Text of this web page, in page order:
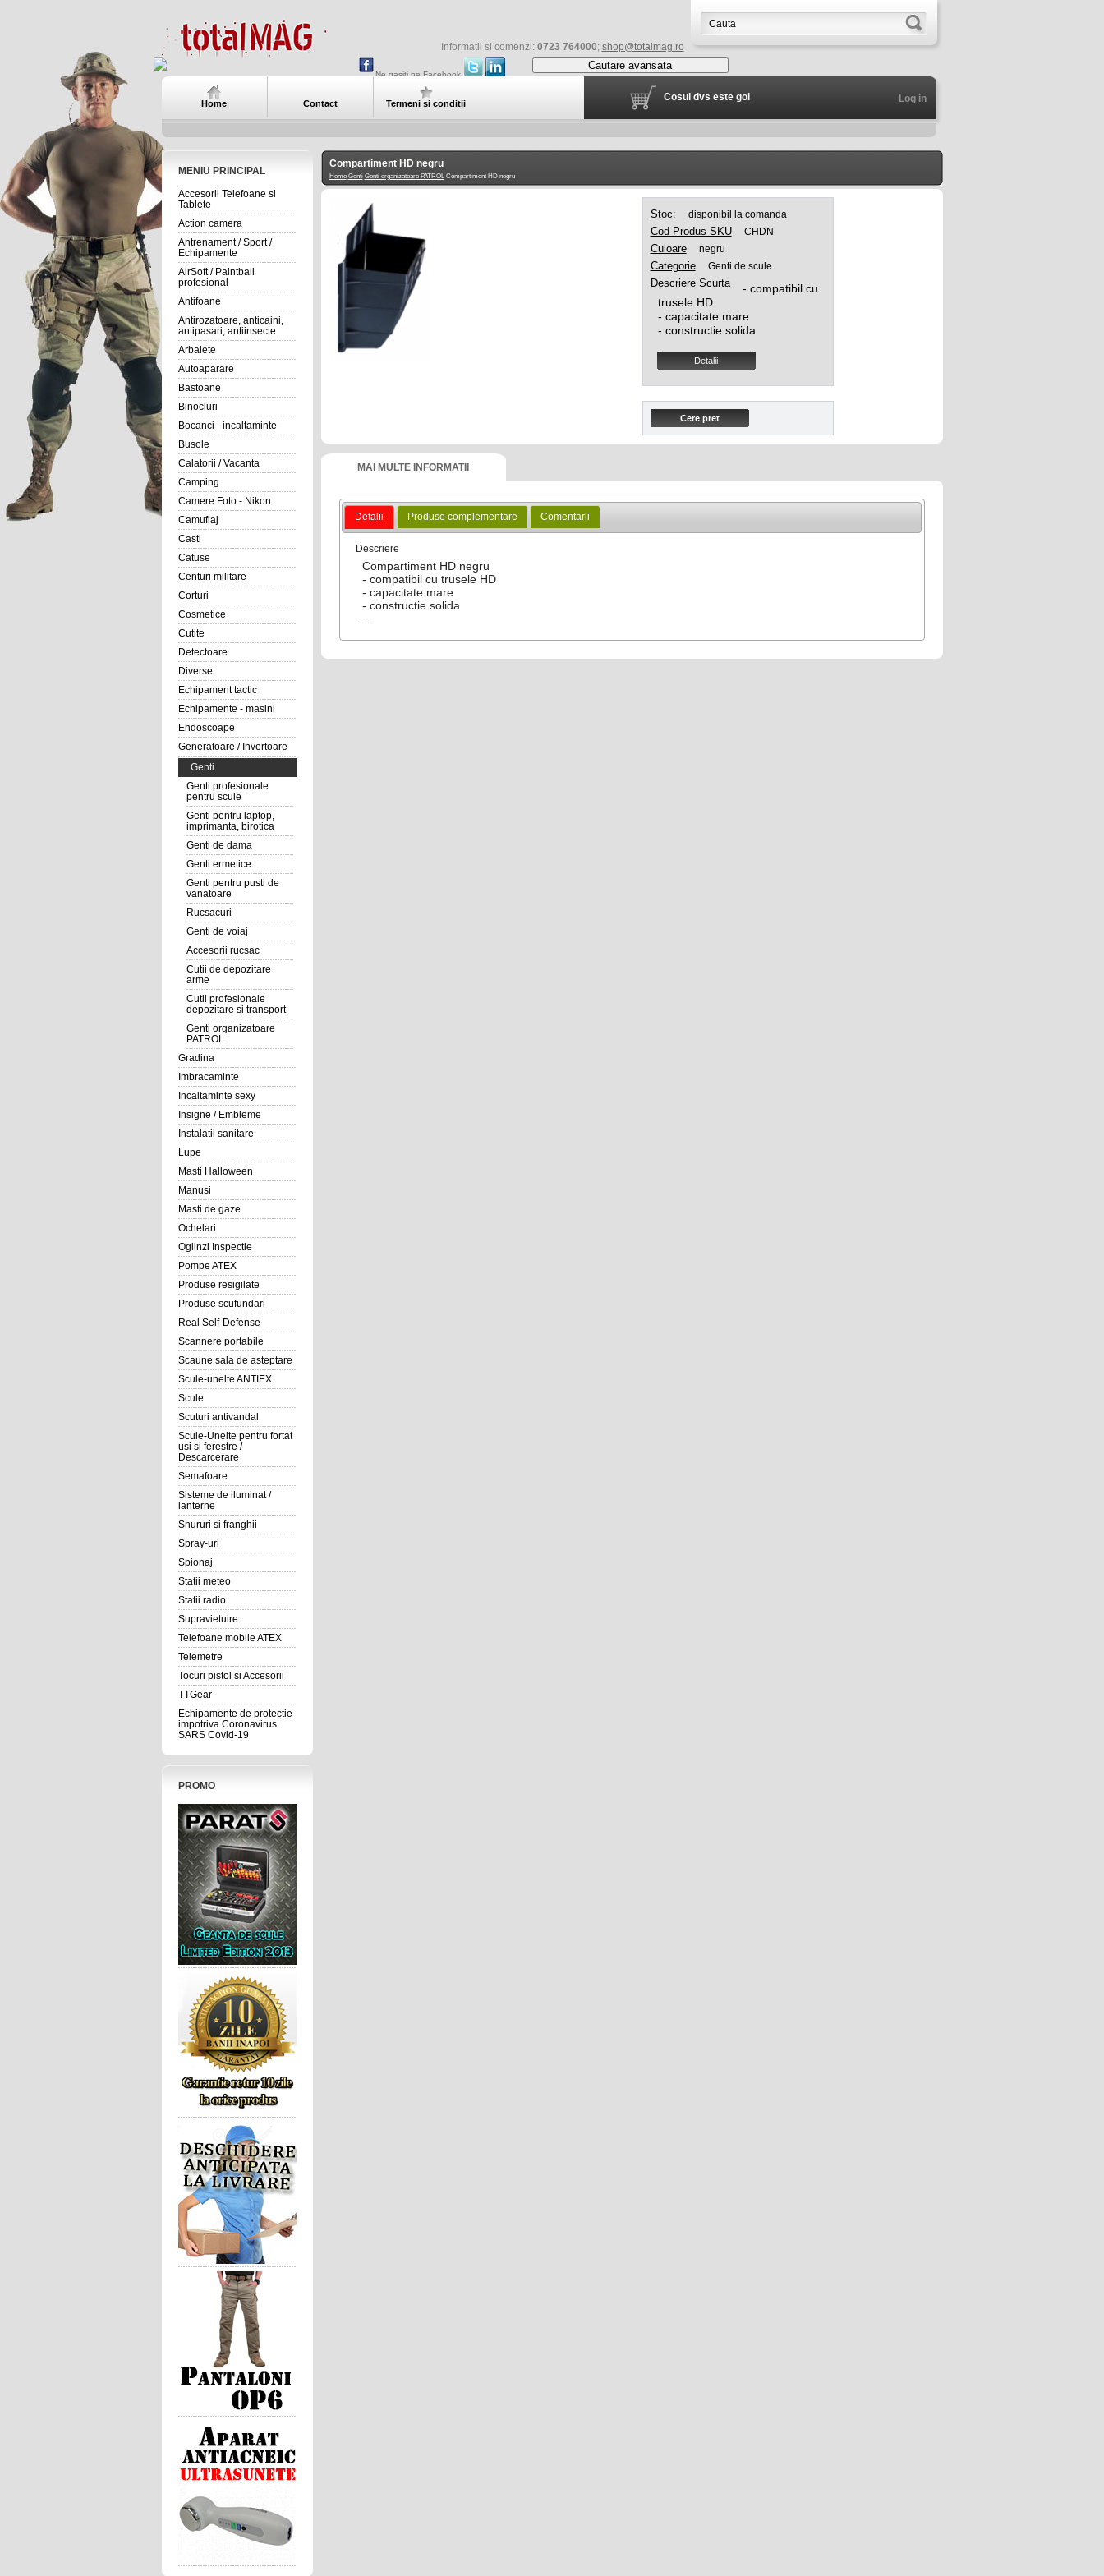
Informatii si comenzi: 0723 764000; shop@totalmag.ro
Ne gasiti pe Facebook
Cautare avansata
Home Contact Termeni si conditii Log in
Cosul dvs este gol
MENIU PRINCIPAL
Accesorii Telefoane si
Tablete
Action camera
Antrenament / Sport /
Echipamente
AirSoft / Paintball
profesional
Antifoane
Antirozatoare, anticaini,
antipasari, antiinsecte
Arbalete
Autoaparare
Bastoane
Binocluri
Bocanci - incaltaminte
Busole
Calatorii / Vacanta
Camping
Camere Foto - Nikon
Camuflaj
Casti
Catuse
Centuri militare
Corturi
Cosmetice
Cutite
Detectoare
Diverse
Echipament tactic
Echipamente - masini
Endoscoape
Generatoare / Invertoare
Genti
Genti profesionale
pentru scule
Genti pentru laptop,
imprimanta, birotica
Genti de dama
Genti ermetice
Genti pentru pusti de
vanatoare
Rucsacuri
Genti de voiaj
Accesorii rucsac
Cutii de depozitare
arme
Cutii profesionale
depozitare si transport
Genti organizatoare
PATROL
Gradina
Imbracaminte
Incaltaminte sexy
Insigne / Embleme
Instalatii sanitare
Lupe
Masti Halloween
Manusi
Masti de gaze
Ochelari
Oglinzi Inspectie
Pompe ATEX
Produse resigilate
Produse scufundari
Real Self-Defense
Scannere portabile
Scaune sala de asteptare
Scule-unelte ANTIEX
Scule
Scuturi antivandal
Scule-Unelte pentru fortat
usi si ferestre /
Descarcerare
Semafoare
Sisteme de iluminat /
lanterne
Snururi si franghii
Spray-uri
Spionaj
Statii meteo
Statii radio
Supravietuire
Telefoane mobile ATEX
Telemetre
Tocuri pistol si Accesorii
TTGear
Echipamente de protectie
impotriva Coronavirus
SARS Covid-19
PROMO
Compartiment HD negru
Home Genti Genti organizatoare PATROLCompartiment HD negru
Stoc: disponibil la comanda
Cod Produs SKU CHDN
Culoare negru
Categorie Genti de scule
Descriere Scurta
- compatibil cu
trusele HD
- capacitate mare
- constructie solida
Detalii
MAI MULTE INFORMATII
Detalii Produse complementare Comentarii
Descriere
Compartiment HD negru
- compatibil cu trusele HD
- capacitate mare
- constructie solida
----